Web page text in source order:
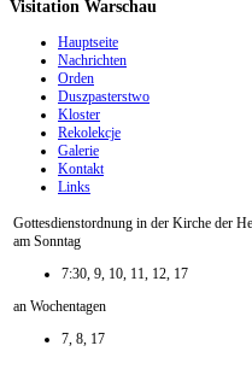
Visitation Warschau
Hauptseite
Nachrichten
Orden
Duszpasterstwo
Kloster
Rekolekcje
Galerie
Kontakt
Links
Gottesdienstordnung in der Kirche der
am Sonntag
7:30, 9, 10, 11, 12, 17
an Wochentagen
7, 8, 17